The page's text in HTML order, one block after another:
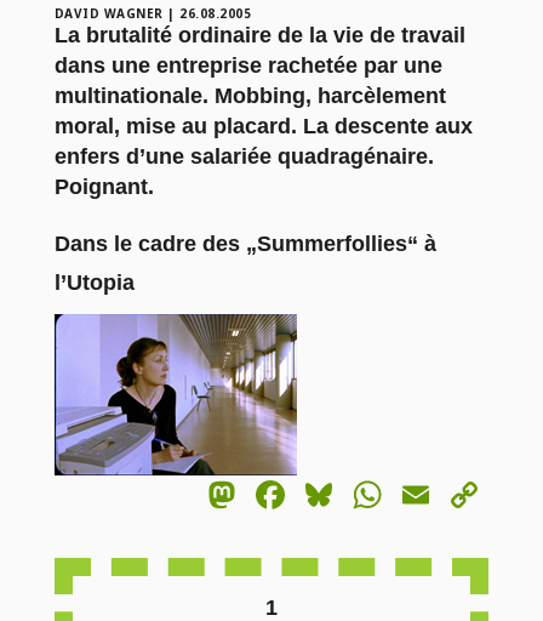
DAVID WAGNER | 26.08.2005
La brutalité ordinaire de la vie de travail
dans une entreprise rachetée par une
multinationale. Mobbing, harcèlement
moral, mise au placard. La descente aux
enfers d’une salariée quadragénaire.
Poignant.
Dans le cadre des „Summerfollies“ à
l’Utopia
Mastodon
Facebook
BlueskyEmail
1